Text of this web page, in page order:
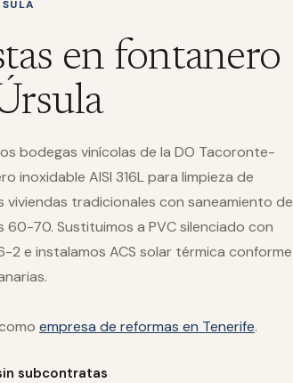
en fontanero
bodegas vinícolas de la DO Tacoronte-
inoxidable AISI 316L para limpieza de
viviendas tradicionales con saneamiento de
70. Sustituimos a PVC silenciado con
2 e instalamos ACS solar térmica conforme
empresa de reformas en Tenerife.
subcontratas